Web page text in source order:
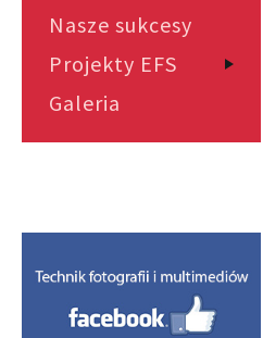
Nasze sukcesy
Projekty EFS
Galeria